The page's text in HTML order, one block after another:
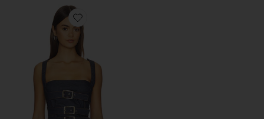
Favorite ТОП CINDY